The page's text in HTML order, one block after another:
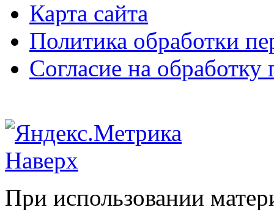
Карта сайта
Политика обработки
Согласие на
Наверх
При использовании